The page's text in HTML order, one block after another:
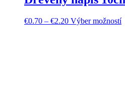
€0.70 – €2.20 Výber možností